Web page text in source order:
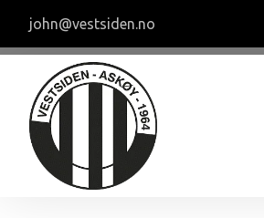
john@vestsiden.no